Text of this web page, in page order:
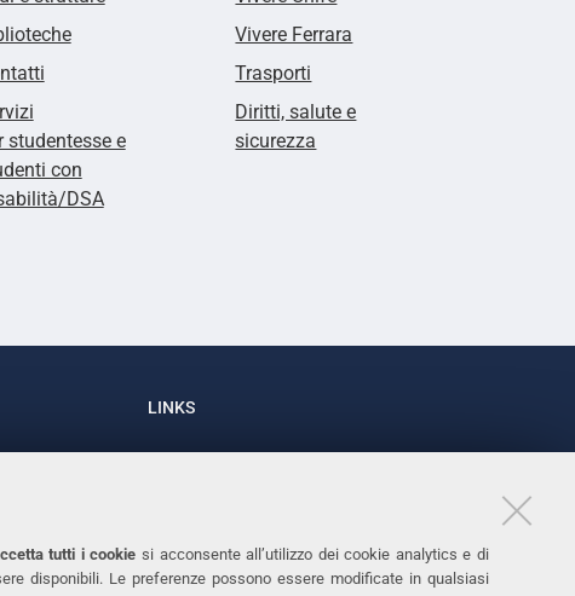
tutti i cookie si acconsente all’utilizzo dei cookie analytics e di
disponibili. Le preferenze possono essere modificate in qualsiasi
studentesse e
con
DSA
Vivere Ferrara
Trasporti
Diritti, salute e
sicurezza
LINKS
Accessibilità
Cookies